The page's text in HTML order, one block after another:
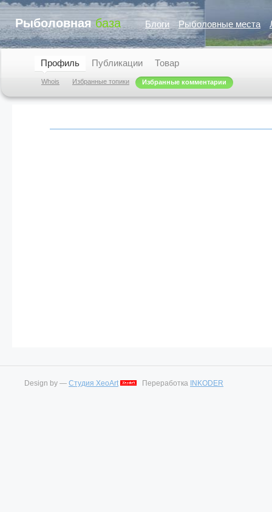
Рыболовная база Блоги Рыболовные места
Профиль
Whois Избранные топики Избранные комментарии
Публикации Товар
Design by — Студия XeoArt Переработка INKODER